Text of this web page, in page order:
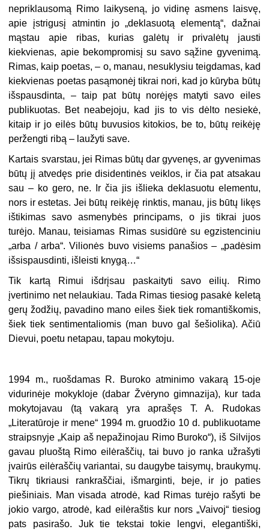
nepriklausomą Rimo laikyseną, jo vidinę asmens laisvę,
apie įstrigusį atmintin jo „deklasuotą elementą“, dažnai
mąstau apie ribas, kurias galėtų ir privalėtų jausti
kiekvienas, apie bekompromisį su savo sąžine gyvenimą.
Rimas, kaip poetas, – o, manau, nesuklysiu teigdamas, kad
kiekvienas poetas pasąmonėj tikrai nori, kad jo kūryba būtų
išspausdinta, – taip pat būtų norėjęs matyti savo eiles
publikuotas. Bet neabejoju, kad jis to vis dėlto nesiekė,
kitaip ir jo eilės būtų buvusios kitokios, be to, būtų reikėję
peržengti ribą – laužyti save.
Kartais svarstau, jei Rimas būtų dar gyvenęs, ar gyvenimas
būtų jį atvedęs prie disidentinės veiklos, ir čia pat atsakau
sau – ko gero, ne. Ir čia jis išlieka deklasuotu elementu,
nors ir estetas. Jei būtų reikėję rinktis, manau, jis būtų likęs
ištikimas savo asmenybės principams, o jis tikrai juos
turėjo. Manau, teisiamas Rimas susidūrė su egzistenciniu
„arba / arba“. Vilionės buvo visiems panašios – „padėsim
išsispausdinti, išleisti knygą…“
Tik kartą Rimui išdrįsau paskaityti savo eilių. Rimo
įvertinimo net nelaukiau. Tada Rimas tiesiog pasakė keletą
gerų žodžių, pavadino mano eiles šiek tiek romantiškomis,
šiek tiek sentimentaliomis (man buvo gal šešiolika). Ačiū
Dievui, poetu netapau, tapau mokytoju.
1994 m., ruošdamas R. Buroko atminimo vakarą 15-oje
vidurinėje mokykloje (dabar Žvėryno gimnazija), kur tada
mokytojavau (tą vakarą yra aprašęs T. A. Rudokas
„Literatūroje ir mene“ 1994 m. gruodžio 10 d. publikuotame
straipsnyje „Kaip aš nepažinojau Rimo Buroko“), iš Silvijos
gavau pluoštą Rimo eilėraščių, tai buvo jo ranka užrašyti
įvairūs eilėraščių variantai, su daugybe taisymų, braukymų.
Tikrų tikriausi rankraščiai, išmarginti, beje, ir jo paties
piešiniais. Man visada atrodė, kad Rimas turėjo rašyti be
jokio vargo, atrodė, kad eilėraštis kur nors „Vaivoj“ tiesiog
pats pasirašo. Juk tie tekstai tokie lengvi, elegantiški,